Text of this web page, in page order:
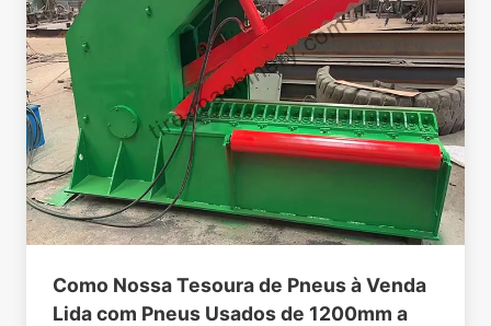
Como Nossa Tesoura de Pneus à Venda
Lida com Pneus Usados de 1200mm a